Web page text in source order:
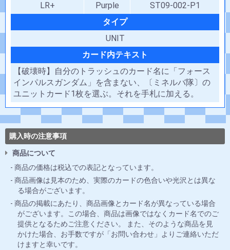
LR+
Purple
ST09-002-P1
タイプ
UNIT
カード内テキスト
【破壊時】自分のトラッシュのカード名に「フォース
インパルスガンダム」を含まない、〔ミネルバ隊〕の
ユニットカード1枚を選ぶ。それを手札に加える。
購入時の注意事項
商品について
商品の価格は税込での表記となっています。
商品画像は見本のため、実際のカードの色合いや光沢とは異な
る場合がございます。
商品の掲載にあたり、商品画像とカード名が異なっている場合
がございます。この場合、商品は画像ではなくカード名でのご
提供となるためご注意ください。 また、そのような商品を見
かけた場合、お手数ですが「お問い合わせ」よりご連絡いただ
けますと幸いです。